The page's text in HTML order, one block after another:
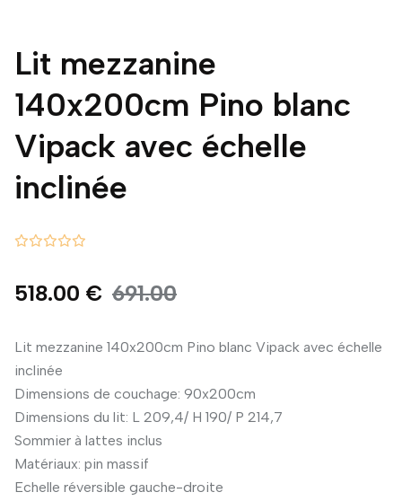
Lit mezzanine
140x200cm Pino blanc
Vipack avec échelle
inclinée
518.00 € 691.00
Lit mezzanine 140x200cm Pino blanc Vipack avec échelle
inclinée
Dimensions de couchage: 90x200cm
Dimensions du lit: L 209,4/ H 190/ P 214,7
Sommier à lattes inclus
Matériaux: pin massif
Echelle réversible gauche-droite